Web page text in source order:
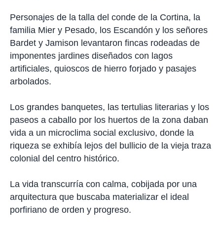
Personajes de la talla del conde de la Cortina, la
familia Mier y Pesado, los Escandón y los señores
Bardet y Jamison levantaron fincas rodeadas de
imponentes jardines diseñados con lagos
artificiales, quioscos de hierro forjado y pasajes
arbolados.
Los grandes banquetes, las tertulias literarias y los
paseos a caballo por los huertos de la zona daban
vida a un microclima social exclusivo, donde la
riqueza se exhibía lejos del bullicio de la vieja traza
colonial del centro histórico.
La vida transcurría con calma, cobijada por una
arquitectura que buscaba materializar el ideal
porfiriano de orden y progreso.